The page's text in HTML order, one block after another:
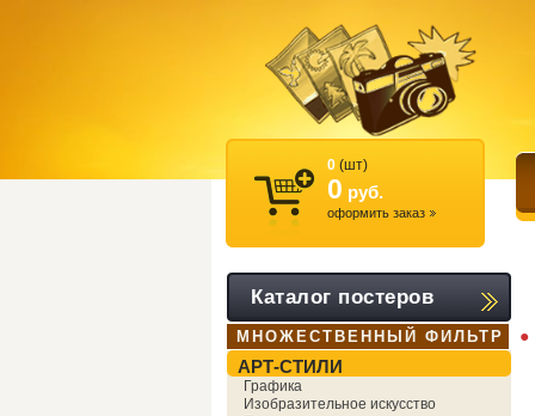
0 (шт)
0 руб.
оформить заказ
Каталог постеров
МНОЖЕСТВЕННЫЙ ФИЛЬТР ●
АРТ-СТИЛИ
Графика
Изобразительное искусство